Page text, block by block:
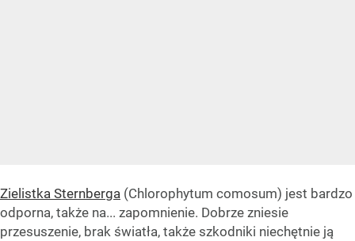
Zielistka Sternberga (Chlorophytum comosum) jest bardzo
odporna, także na... zapomnienie. Dobrze zniesie
przesuszenie, brak światła, także szkodniki niechętnie ją